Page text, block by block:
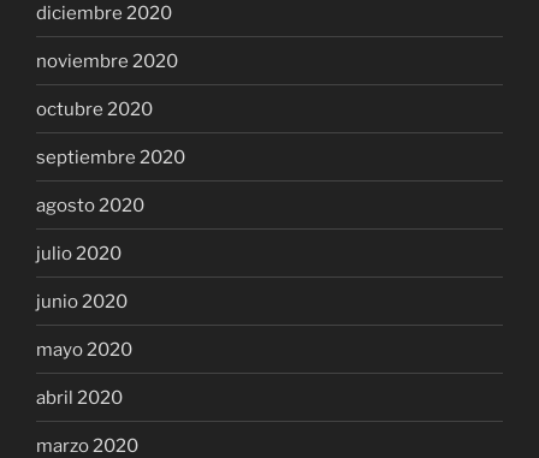
diciembre 2020
noviembre 2020
octubre 2020
septiembre 2020
agosto 2020
julio 2020
junio 2020
mayo 2020
abril 2020
marzo 2020